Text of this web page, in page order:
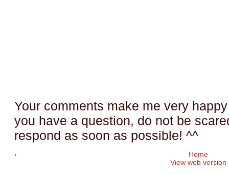
Your comments make me very
you have a question, do not be
respond as soon as possible! ^^
‹
Home
View web version